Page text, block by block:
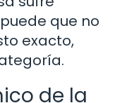
que no
exacto,
de la